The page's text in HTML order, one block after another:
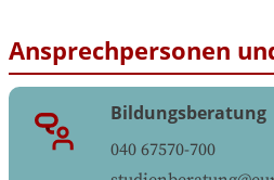
Ansprechpersonen
Bildungsberatung
040 67570-700